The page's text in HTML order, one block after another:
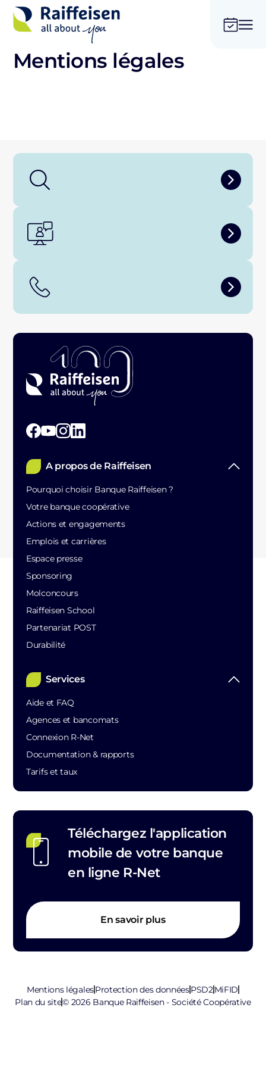
Mentions légales
A propos de Raiffeisen
Pourquoi choisir Banque Raiffeisen ?
Votre banque coopérative
Actions et engagements
Emplois et carrières
Espace presse
Sponsoring
Molconcours
Raiffeisen School
Partenariat POST
Durabilité
Services
Aide et FAQ
Agences et bancomats
Connexion R-Net
Documentation & rapports
Tarifs et taux
Téléchargez l'application
mobile de votre banque
en ligne R-Net
En savoir plus
Mentions légalesProtection des donnéesPSD2MiFID
Plan du site© 2026 Banque Raiffeisen - Société Coopérative